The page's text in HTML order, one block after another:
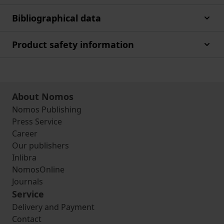
Bibliographical data
Product safety information
About Nomos
Nomos Publishing
Press Service
Career
Our publishers
Inlibra
NomosOnline
Journals
Service
Delivery and Payment
Contact